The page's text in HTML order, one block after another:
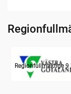
Radion
Regionfullmäktige 9